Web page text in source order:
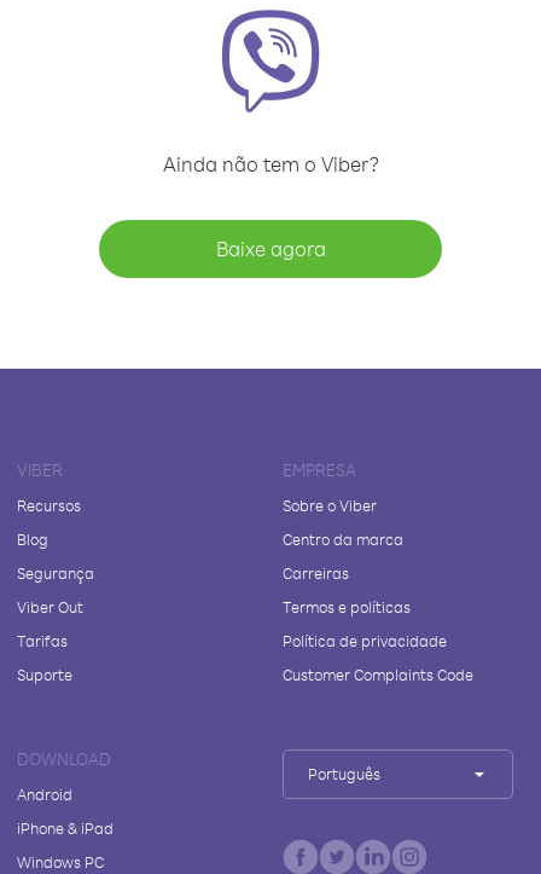
Ainda não tem o Viber?
Baixe agora
VIBER
Recursos
Blog
Segurança
Viber Out
Tarifas
Suporte
EMPRESA
Sobre o Viber
Centro da marca
Carreiras
Termos e políticas
Política de privacidade
Customer Complaints Code
DOWNLOAD
Android
iPhone & iPad
Windows PC
Português